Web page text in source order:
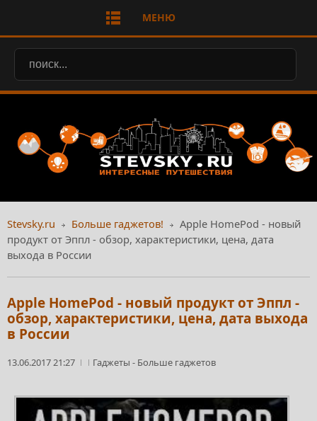
МЕНЮ
Stevsky.ru Больше гаджетов!
Apple HomePod - новый
продукт от Эппл - обзор, характеристики, цена, дата
выхода в России
Apple HomePod - новый продукт от Эппл -
обзор, характеристики, цена, дата выхода
в России
13.06.2017 21:27 Гаджеты - Больше гаджетов